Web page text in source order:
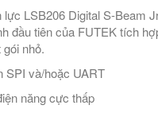
lực LSB206 Digital S-Beam
đầu tiên của FUTEK tích
nhỏ.
SPI và/hoặc UART
năng cực thấp